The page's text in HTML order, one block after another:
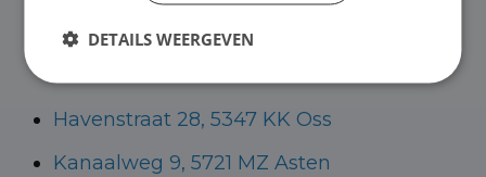
Helmond voor zowel personenauto’s als
Havenstraat 28, 5347 KK Oss
Kanaalweg 9, 5721 MZ Asten
DETAILS WEERGEVEN